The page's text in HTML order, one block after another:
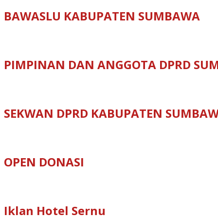
BAWASLU KABUPATEN SUMBAWA
PIMPINAN DAN ANGGOTA DPRD
SEKWAN DPRD KABUPATEN
OPEN DONASI
Iklan Hotel Sernu